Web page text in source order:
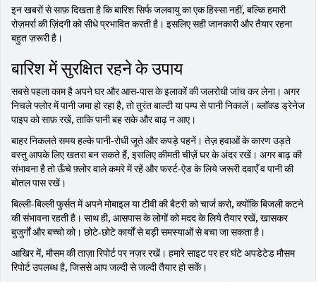
इन खबरों से साफ़ दिखता है कि बारिश सिर्फ जलवायु का एक हिस्सा नहीं, बल्कि हमारी
रोज़मर्रा की ज़िंदगी को सीधे प्रभावित करती है। इसलिए सही जानकारी और तैयार रहना
बहुत ज़रूरी है।
बारिश में सुरक्षित रहने के उपाय
सबसे पहला काम है अपने घर और आस-पास के इलाकों की जलरोधी जांच कर लेना। अगर
निचले फ्लोर में पानी जमा हो रहा है, तो तुरंत बाल्टी या पम्प से पानी निकालें। ब्लॉक्ड ड्रेनेज
पाइप को साफ़ रखें, ताकि पानी बह सके और बाढ़ न आए।
बाहर निकलते समय हल्के पानी-रोधी जूते और कपड़े पहनें। तेज़ हवाओं के कारण उड़ते
वस्तु आपके लिए खतरा बन सकते हैं, इसलिए कीमती चीज़ें घर के अंदर रखें। अगर बाढ़ की
संभावना है तो ऊँचे फ़्लोर वाले कमरे में रहें और फर्स्ट‑ऐड के लिये जरूरी दवाएँ व पानी की
बोतल पास रखें।
बिल्ली-बिल्ली फुर्सत में अपने मोबाइल या टीवी की बैटरी को चार्ज करो, क्योंकि बिजली कटने
की संभावना रहती है। साथ ही, आसपास के लोगों को मदद के लिये तैयार रखें, खासकर
बुजुर्गों और बच्चो को। छोटे-छोटे कार्यों से बड़ी समस्याओं से बचा जा सकता है।
आखिर में, मौसम की ताज़ा रिपोर्ट पर नज़र रखें। हमारे साइट पर हर घंटे अपडेटेड मौसम
रिपोर्ट उपलब्ध है, जिससे आप जल्दी से जल्दी तैयार हो सकें।